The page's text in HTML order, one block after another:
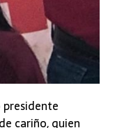
cariño, quien